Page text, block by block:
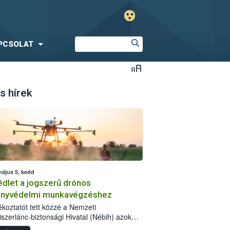
hírek
5, kedd
a jogszerű drónos
munkavégzéshez
tett közzé a Nemzeti
biztonsági Hivatal (Nébih) azok
akik drónnal szeretnének